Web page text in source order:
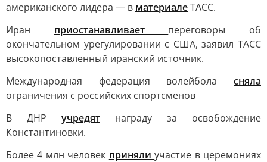
американского лидера — в материалеТАСС.
Иран приостанавливает переговоры об
окончательном урегулировании с США, заявил ТАСС
высокопоставленный иранский источник.
Международная федерация волейбола сняла
ограничения с российских спортсменов
В ДНР учредят награду за освобождение
Константиновки.
Более 4 млн человек принялиучастие в церемониях